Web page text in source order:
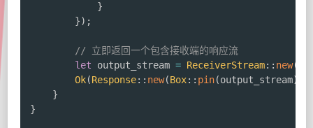
}
}) ;
// 立即返回一个包含接收端的响应流
let output_stream = ReceiverStream:: new(
Ok(Response:: new(Box:: pin(output_stream)
}
}